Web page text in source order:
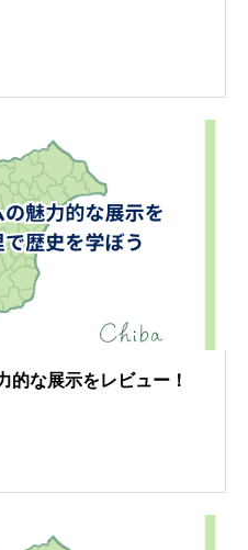
的な展示をレビュー！